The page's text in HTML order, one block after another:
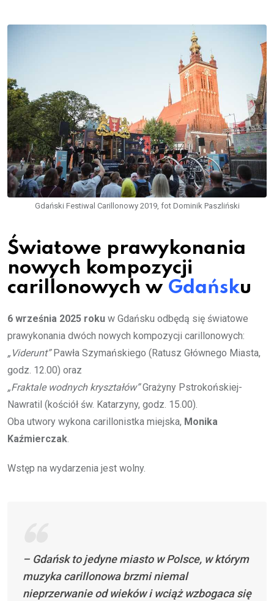
Email
Gdański Festiwal Carillonowy 2019, fot Dominik Paszliński
Światowe prawykonania
nowych kompozycji
carillonowych w Gdańsku
6 września 2025 roku w Gdańsku odbędą się światowe
prawykonania dwóch nowych kompozycji carillonowych:
„Viderunt”Pawła Szymańskiego (Ratusz Głównego Miasta,
godz. 12.00) oraz
„Fraktale wodnych kryształów”Grażyny Pstrokońskiej-
Nawratil (kościół św. Katarzyny, godz. 15.00).
Oba utwory wykona carillonistka miejska, Monika
Kaźmierczak.
Wstęp na wydarzenia jest wolny.
– Gdańsk to jedyne miasto w Polsce, w którym
muzyka carillonowa brzmi niemal
nieprzerwanie od wieków i wciąż wzbogaca się